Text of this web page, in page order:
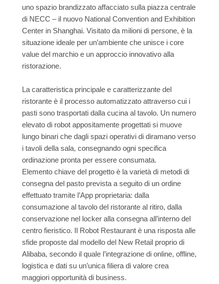
uno spazio brandizzato affacciato sulla piazza centrale
di NECC – il nuovo National Convention and Exhibition
Center in Shanghai. Visitato da milioni di persone, è la
situazione ideale per un’ambiente che unisce i core
value del marchio e un approccio innovativo alla
ristorazione.
La caratteristica principale e caratterizzante del
ristorante è il processo automatizzato attraverso cui i
pasti sono trasportati dalla cucina al tavolo. Un numero
elevato di robot appositamente progettati si muove
lungo binari che dagli spazi operativi di diramano verso
i tavoli della sala, consegnando ogni specifica
ordinazione pronta per essere consumata.
Elemento chiave del progetto è la varietà di metodi di
consegna del pasto prevista a seguito di un ordine
effettuato tramite l’App proprietaria: dalla
consumazione al tavolo del ristorante al ritiro, dalla
conservazione nel locker alla consegna all’interno del
centro fieristico. Il Robot Restaurant è una risposta alle
sfide proposte dal modello del New Retail proprio di
Alibaba, secondo il quale l’integrazione di online, offline,
logistica e dati su un’unica filiera di valore crea
maggiori opportunità di business.